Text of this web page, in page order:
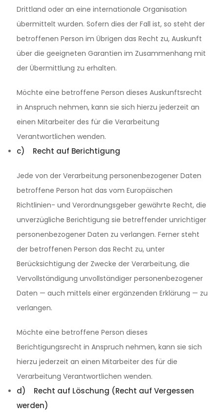
Drittland oder an eine internationale Organisation
übermittelt wurden. Sofern dies der Fall ist, so steht der
betroffenen Person im Übrigen das Recht zu, Auskunft
über die geeigneten Garantien im Zusammenhang mit
der Übermittlung zu erhalten.
Möchte eine betroffene Person dieses Auskunftsrecht
in Anspruch nehmen, kann sie sich hierzu jederzeit an
einen Mitarbeiter des für die Verarbeitung
Verantwortlichen wenden.
c) Recht auf Berichtigung
Jede von der Verarbeitung personenbezogener Daten
betroffene Person hat das vom Europäischen
Richtlinien- und Verordnungsgeber gewährte Recht, die
unverzügliche Berichtigung sie betreffender unrichtiger
personenbezogener Daten zu verlangen. Ferner steht
der betroffenen Person das Recht zu, unter
Berücksichtigung der Zwecke der Verarbeitung, die
Vervollständigung unvollständiger personenbezogener
Daten — auch mittels einer ergänzenden Erklärung — zu
verlangen.
Möchte eine betroffene Person dieses
Berichtigungsrecht in Anspruch nehmen, kann sie sich
hierzu jederzeit an einen Mitarbeiter des für die
Verarbeitung Verantwortlichen wenden.
d) Recht auf Löschung (Recht auf Vergessen
werden)